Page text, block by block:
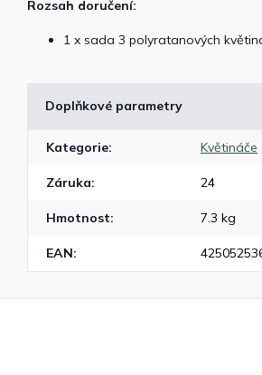
Rozsah doručení:
1 x sada 3 polyratanových
Doplňkové parametry
Kategorie: Květináče
Záruka: 24
Hmotnost: 7.3 kg
EAN: